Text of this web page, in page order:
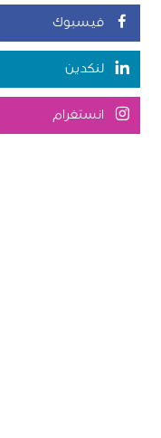
فيسبوك
لنكدين
انستغرام